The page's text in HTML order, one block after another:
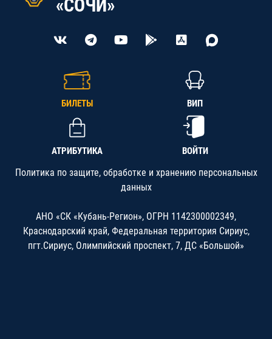
«СОЧИ»
БИЛЕТЫ ВИП
АТРИБУТИКА ВОЙТИ
Политика по защите, обработке и хранению персональных
данных
АНО «СК «Кубань-Регион», ОГРН 1142300002349,
Краснодарский край, Федеральная территория Сириус,
пгт.Сириус, Олимпийский проспект, 7, ДС «Большой»